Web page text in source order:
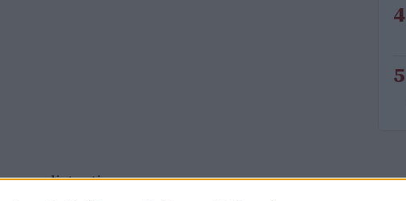
distanti
4
5